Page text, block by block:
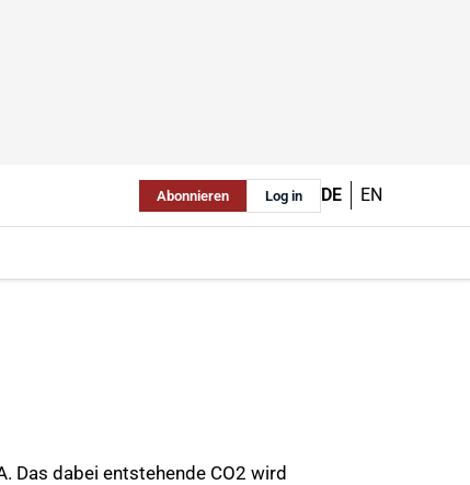
Abonnieren Log in DE EN
Das dabei entstehende CO2 wird